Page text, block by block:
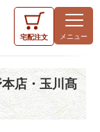
宅配注文
店・玉川髙